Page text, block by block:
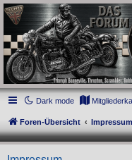
thruxton-
DAS FORUM! Alles rund um die
die New Bonneville
Scrambler, Bobber, Speed Twin,
und Speedmaster.
Dark mode
Foren-Übersicht Impressum